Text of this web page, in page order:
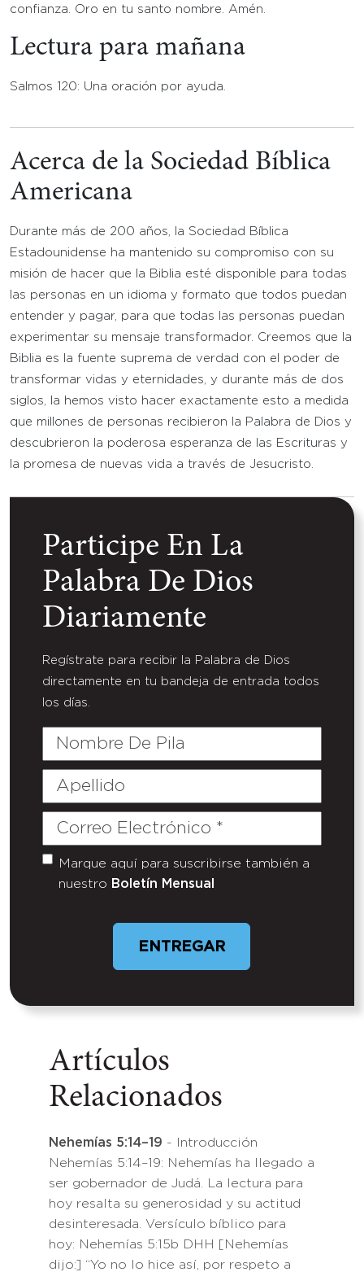
confianza. Oro en tu santo nombre. Amén.
Lectura para mañana
Salmos 120: Una oración por ayuda.
Acerca de la Sociedad Bíblica
Americana
Durante más de 200 años, la Sociedad Bíblica
Estadounidense ha mantenido su compromiso con su
misión de hacer que la Biblia esté disponible para todas
las personas en un idioma y formato que todos puedan
entender y pagar, para que todas las personas puedan
experimentar su mensaje transformador. Creemos que la
Biblia es la fuente suprema de verdad con el poder de
transformar vidas y eternidades, y durante más de dos
siglos, la hemos visto hacer exactamente esto a medida
que millones de personas recibieron la Palabra de Dios y
descubrieron la poderosa esperanza de las Escrituras y
la promesa de nuevas vida a través de Jesucristo.
Participe En La
Palabra De Dios
Diariamente
Regístrate para recibir la Palabra de Dios
directamente en tu bandeja de entrada todos
los días.
Nombre
Pila
Apellido
Correo
Untitled
Marque aquí para suscribirse también a
nuestro Boletín Mensual
Artículos
Relacionados
Nehemías 5:14–19 - Introducción
Nehemías 5:14–19: Nehemías ha llegado a
ser gobernador de Judá. La lectura para
hoy resalta su generosidad y su actitud
desinteresada. Versículo bíblico para
hoy: Nehemías 5:15b DHH [Nehemías
dijo:] “Yo no lo hice así, por respeto a